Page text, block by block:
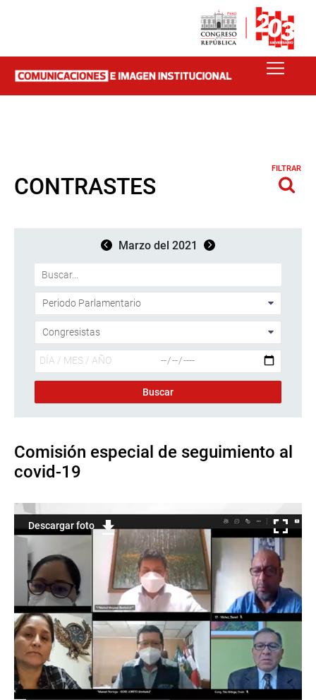
CONTRASTES
FILTRAR
Marzo del 2021
Comisión especial de seguimiento al
covid-19
Descargar foto